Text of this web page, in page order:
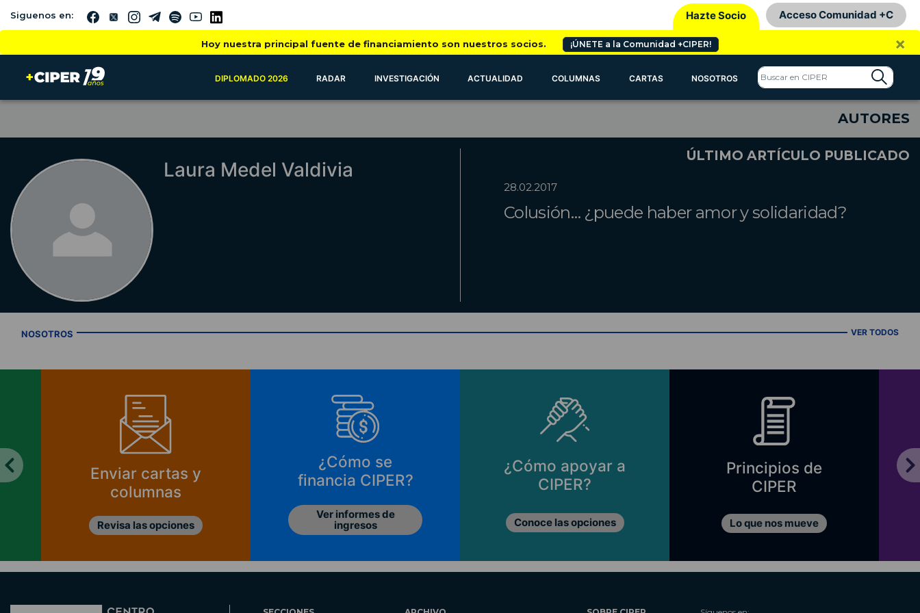
Siguenos en: Hazte Socio Acceso Comunidad +C
Hoy nuestra principal fuente de financiamiento son nuestros socios. ¡ÚNETE a la Comunidad +CIPER! ×
DIPLOMADO 2026 RADAR INVESTIGACIÓN ACTUALIDAD COLUMNAS CARTAS NOSOTROS
AUTORES
Laura Medel Valdivia
ÚLTIMO ARTÍCULO PUBLICADO
28.02.2017
Colusión… ¿puede haber amor y solidaridad?
NOSOTROS VER TODOS
Enviar cartas y
columnas
Revisa las opciones
¿Cómo se
financia CIPER?
Ver informes de
ingresos
¿Cómo apoyar a
CIPER?
Conoce las opciones
Principios de
CIPER
Lo que nos mueve